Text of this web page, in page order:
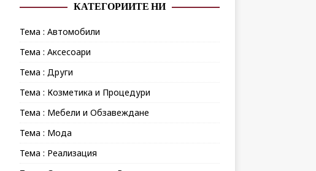
КАТЕГОРИИТЕ НИ
Тема : Автомобили
Тема : Аксесоари
Тема : Други
Тема : Козметика и Процедури
Тема : Мебели и Обзавеждане
Тема : Мода
Тема : Реализация